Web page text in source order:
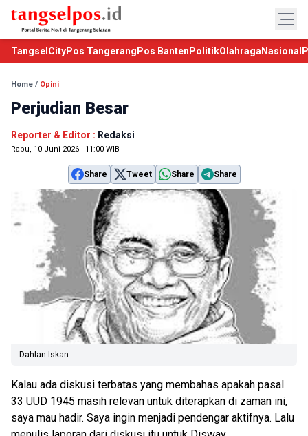
TangselCityPos Tangerang Pos Banten PolitikOlahraga Nasional
Home / Opini
Perjudian Besar
Reporter & Editor : Redaksi
Rabu, 10 Juni 2026 | 11:00 WIB
Share Tweet Share Share
Dahlan Iskan
Kalau ada diskusi terbatas yang membahas apakah pasal
33 UUD 1945 masih relevan untuk diterapkan di zaman ini,
saya mau hadir. Saya ingin menjadi pendengar aktifnya. Lalu